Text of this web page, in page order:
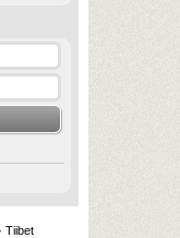
Tiibet